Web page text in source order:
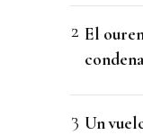
El
Un